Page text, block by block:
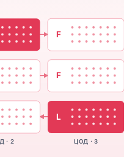
· 2
F
F
L
ЦОД · 3